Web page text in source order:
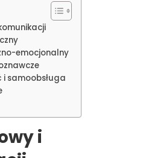
emocjonalny
i samoobsługa
i